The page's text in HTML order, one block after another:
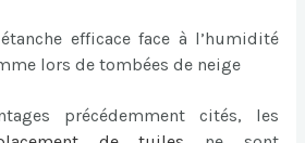
efficace face à l’humidité
lors de tombées de neige
précédemment cités, les